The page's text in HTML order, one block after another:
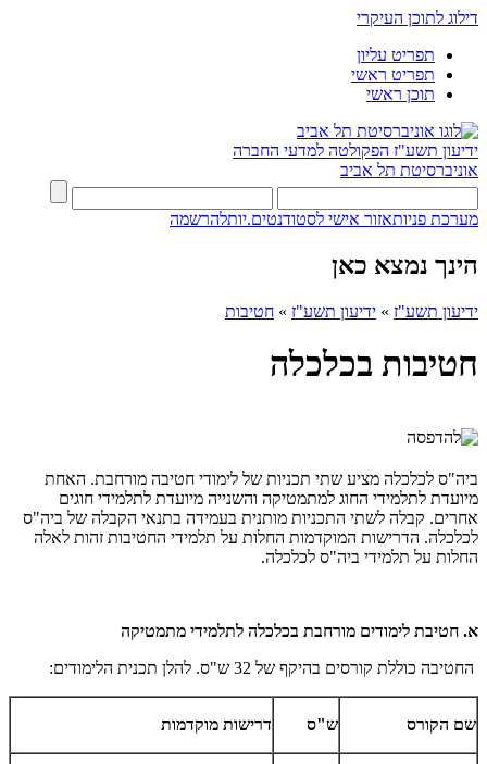
דילוג לתוכן העיקרי
תפריט עליון
תפריט ראשי
תוכן ראשי
ידיעון תשע"ז הפקולטה למדעי החברה
אוניברסיטת תל אביב
מערכת פניותאזור אישי לסטודנטים.יותלהרשמה
הינך נמצא כאן
ידיעון תשע"ז » ידיעון תשע"ז » חטיבות
חטיבות בכלכלה
ביה"ס לכלכלה מציע שתי תכניות של לימודי חטיבה מורחבת. האחת
מיועדת לתלמידי החוג למתמטיקה והשנייה מיועדת לתלמידי חוגים
אחרים. קבלה לשתי התכניות מותנית בעמידה בתנאי הקבלה של ביה"ס
לכלכלה. הדרישות המוקדמות החלות על תלמידי החטיבות זהות לאלה
החלות על תלמידי ביה"ס לכלכלה.
א. חטיבת לימודים מורחבת בכלכלה לתלמידי מתמטיקה
החטיבה כוללת קורסים בהיקף של 32 ש"ס. להלן תכנית הלימודים:
שם הקורס ש"ס דרישות מוקדמות